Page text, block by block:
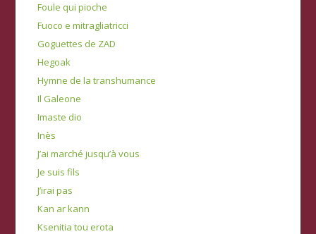
Foule qui pioche
Fuoco e mitragliatricci
Goguettes de ZAD
Hegoak
Hymne de la transhumance
Il Galeone
Imaste dio
Inès
J’ai marché jusqu’à vous
Je suis fils
J’irai pas
Kan ar kann
Ksenitia tou erota